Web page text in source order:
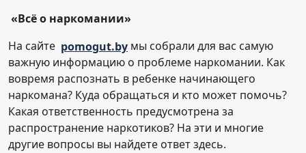
«Всё о наркомании»
На сайте pomogut.by мы собрали для вас самую
важную информацию о проблеме наркомании. Как
вовремя распознать в ребенке начинающего
наркомана? Куда обращаться и кто может помочь?
Какая ответственность предусмотрена за
распространение наркотиков? На эти и многие
другие вопросы вы найдете ответ здесь.